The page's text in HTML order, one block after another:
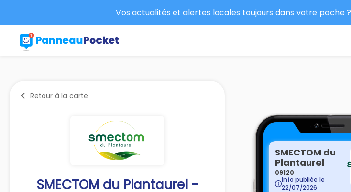
Vos actualités et alertes locales toujours dans votre poche ?
Retour à la carte
SMECTOM du Plantaurel -
SMECTOM du
Plantaurel
09120
Info publiée le
22/07/2026